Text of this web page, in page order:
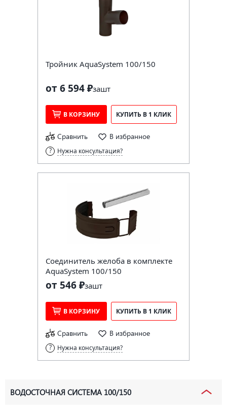
Тройник AquaSystem 100/150
от 6 594 ₽зашт
В КОРЗИНУ КУПИТЬ В 1 КЛИК
Сравнить В избранное
Нужна консультация?
Соединитель желоба в комплекте
AquaSystem 100/150
от 546 ₽зашт
В КОРЗИНУ КУПИТЬ В 1 КЛИК
Сравнить В избранное
Нужна консультация?
ВОДОСТОЧНАЯ СИСТЕМА 100/150